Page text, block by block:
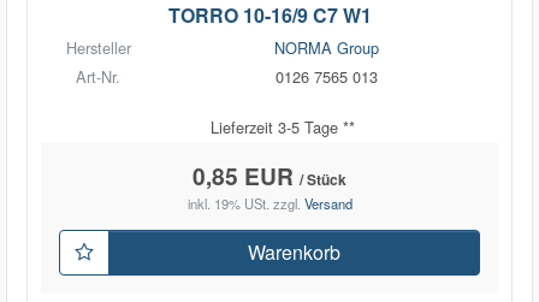
TORRO 10-16/9 C7 W1
Hersteller
NORMA Group
Art-Nr.
0126 7565 013
Lieferzeit 3-5 Tage **
0,85 EUR / Stück
inkl. 19% USt. zzgl. Versand
Warenkorb